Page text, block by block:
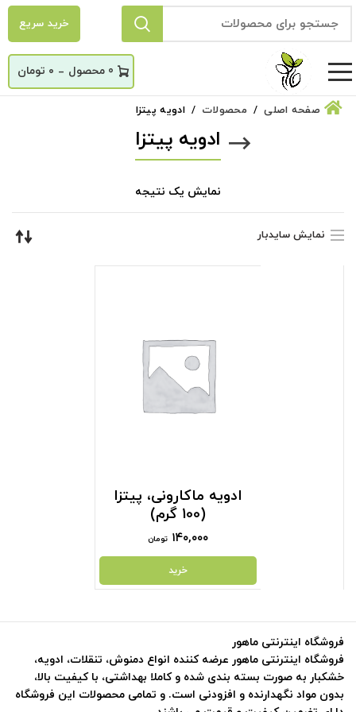
خرید سریع
0
_ ۰ تومان
صفحه اصلی محصولات ادویه پیتزا
ادویه پیتزا
نمایش یک نتیجه
نمایش سایدبار
ادویه ماکارونی، پیتزا
(100 گرم)
۱۴۰,۰۰۰ تومان
خرید
فروشگاه اینترنتی ماهور
فروشگاه اینترنتی ماهور عرضه کننده انواع دمنوش، تنقلات، ادویه،
خشکبار به صورت بسته بندی شده و کاملا بهداشتی، با کیفیت بالا،
بدون مواد نگهدارنده و افزودنی است. و تمامی محصولات این فروشگاه